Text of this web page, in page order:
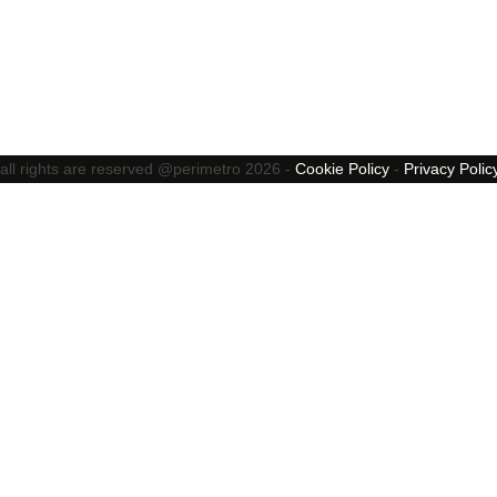
all rights are reserved @perimetro 2026 - Cookie Policy - Privacy